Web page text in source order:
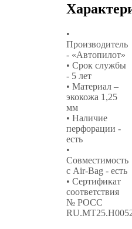
•
Производитель
- «Автопилот»
• Срок службы
- 5 лет
• Материал –
экокожа 1,25
мм
• Наличие
перфорации -
есть
•
Совместимость
с Air-Bag - есть
• Сертификат
соответствия
№ РОСС